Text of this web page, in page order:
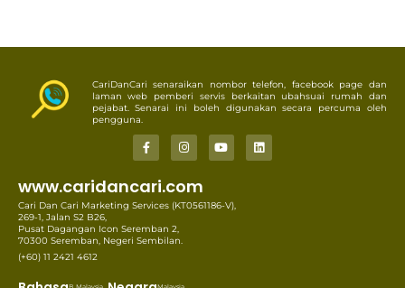
CariDanCari senaraikan nombor telefon, facebook page dan
laman web pemberi servis berkaitan ubahsuai rumah dan
pejabat. Senarai ini boleh digunakan secara percuma oleh
pengguna.
www.caridancari.com
Cari Dan Cari Marketing Services (KT0561186-V),
269-1, Jalan S2 B26,
Pusat Dagangan Icon Seremban 2,
70300 Seremban, Negeri Sembilan.
(+60) 11 2421 4612